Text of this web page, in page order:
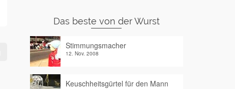
Das beste von der Wurst
Stimmungsmacher
12. Nov. 2008
Keuschheitsgürtel für den Mann